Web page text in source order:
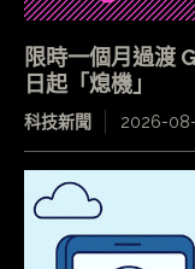
限時一個月過渡
日起「熄機」
科技新聞 2026-